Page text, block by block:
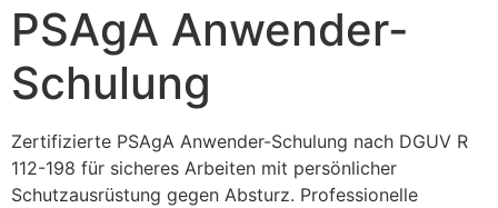
PSAgA Anwender-
Schulung
Zertifizierte PSAgA Anwender-Schulung nach DGUV R
112-198 für sicheres Arbeiten mit persönlicher
Schutzausrüstung gegen Absturz. Professionelle